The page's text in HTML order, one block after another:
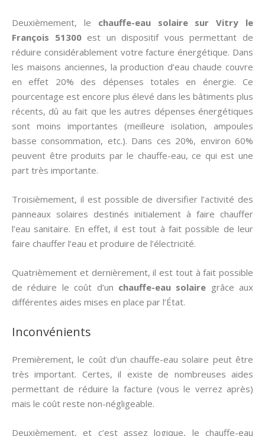
Deuxièmement, le chauffe-eau solaire sur Vitry le
François 51300est un dispositif vous permettant de
réduire considérablement votre facture énergétique. Dans
les maisons anciennes, la production d’eau chaude couvre
en effet 20% des dépenses totales en énergie. Ce
pourcentage est encore plus élevé dans les bâtiments plus
récents, dû au fait que les autres dépenses énergétiques
sont moins importantes (meilleure isolation, ampoules
basse consommation, etc.). Dans ces 20%, environ 60%
peuvent être produits par le chauffe-eau, ce qui est une
part très importante.
Troisièmement, il est possible de diversifier l’activité des
panneaux solaires destinés initialement à faire chauffer
l’eau sanitaire. En effet, il est tout à fait possible de leur
faire chauffer l’eau et produire de l’électricité.
Quatrièmement et dernièrement, il est tout à fait possible
de réduire le coût d’un chauffe-eau solaire grâce aux
différentes aides mises en place par l’État.
Inconvénients
Premièrement, le coût d’un chauffe-eau solaire peut être
très important. Certes, il existe de nombreuses aides
permettant de réduire la facture (vous le verrez après)
mais le coût reste non-négligeable.
Deuxièmement, et c’est assez logique, le chauffe-eau